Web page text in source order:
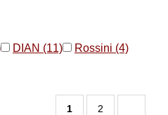
DIAN (11)
Rossini (4)
1 2